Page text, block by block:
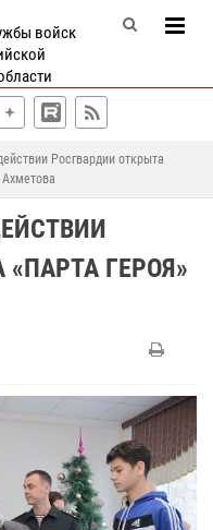
войск
Росгвардии открыта
ГЕРОЯ»